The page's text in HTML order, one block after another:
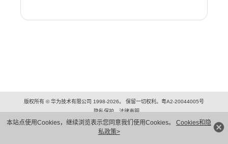
本站点使用Cookies，继续浏览表示您同意我们使用Cookies。 Cookies和隐
私政策>
版权所有 © 华为技术有限公司 1998-2026。 保留一切权利。粤A2-20044005号
隐私保护
法律声明